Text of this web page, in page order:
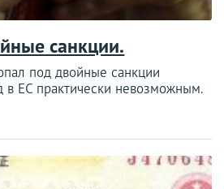
санкции.
под двойные санкции
в ЕС практически невозможным.